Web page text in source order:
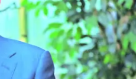
daños en Kumamoto